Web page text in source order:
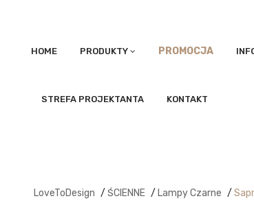
HOME PRODUKTY PROMOCJA
STREFA PROJEKTANTA KONTAKT
LoveToDesign / ŚCIENNE / Lampy Czarne /